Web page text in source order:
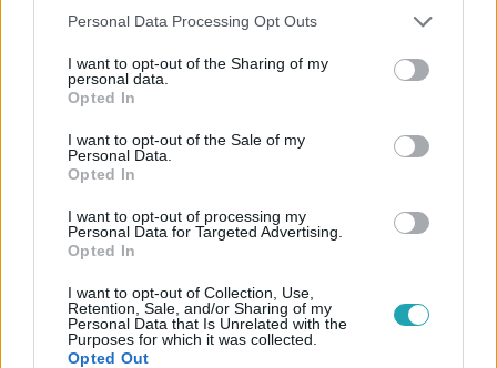
Please note that this website/app uses one or more Google
not limited to your visit or usage behaviour. You may click to
grant or deny consent to Google and its third-party tags to
use your data for below specified purposes in below Google
consent section.
Personal Data Processing Opt Outs
I want to opt-out of the Sharing of my
personal data.
Opted In
I want to opt-out of the Sale of my
Personal Data.
Opted In
I want to opt-out of processing my
Personal Data for Targeted Advertising.
Opted In
I want to opt-out of Collection, Use,
Retention, Sale, and/or Sharing of my
Personal Data that Is Unrelated with the
Purposes for which it was collected.
Opted Out
2021. december 13. 12:02
Áruhiány, akadozó kiszállítás: mit tegyünk, hogy ne
csak kinyomtatott email legyen a fa alatt?
A karácsonyi ajándékok beszerzése idén nehézkesebb,
esélyünk online ajándékot venni, vagy próbáljuk-e inkább
helyben elintézni az ajándékvásárlást?